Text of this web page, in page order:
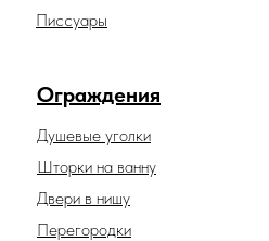
Ограждения
Душевые уголки
Шторки на ванну
Двери в нишу
Перегородки
Писсуары